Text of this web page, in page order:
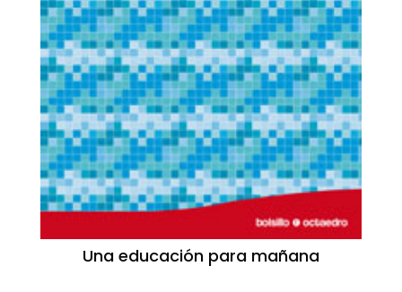
Una educación para mañana